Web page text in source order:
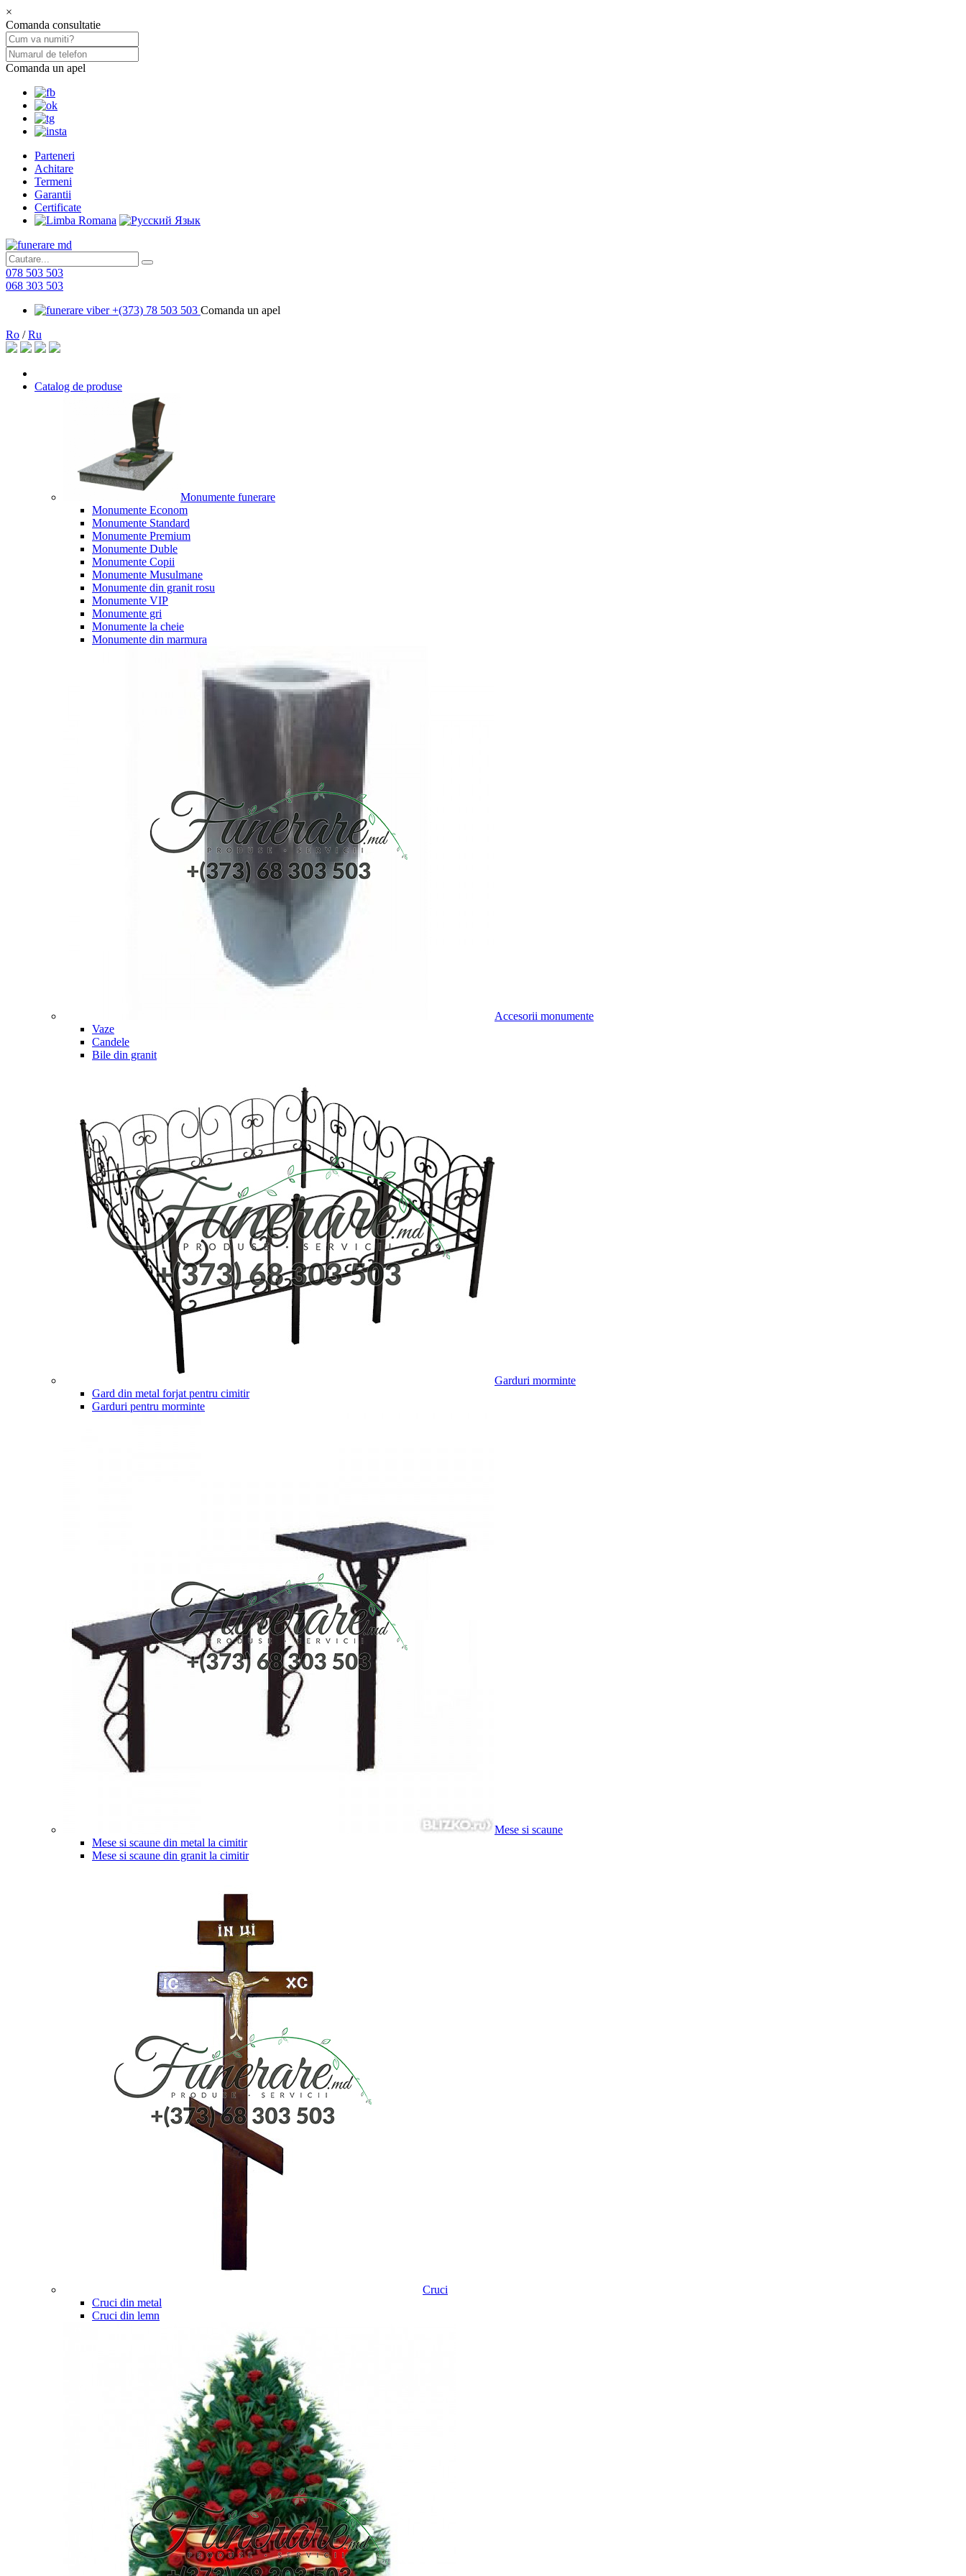
×
Comanda consultatie
Comanda un apel
Parteneri
Achitare
Termeni
Garantii
Certificate
078 503 503
068 303 503
+(373) 78 503 503 Comanda un apel
Ro /Ru
Catalog de produse
Monumente funerare
Monumente Econom
Monumente Standard
Monumente Premium
Monumente Duble
Monumente Copii
Monumente Musulmane
Monumente din granit rosu
Monumente VIP
Monumente gri
Monumente la cheie
Monumente din marmura
Accesorii monumente
Vaze
Candele
Bile din granit
Garduri morminte
Gard din metal forjat pentru cimitir
Garduri pentru morminte
Mese si scaune
Mese si scaune din metal la cimitir
Mese si scaune din granit la cimitir
Cruci
Cruci din metal
Cruci din lemn